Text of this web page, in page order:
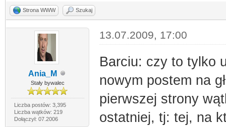
Strona WWW Szukaj
Ania_M
Stały bywalec
Liczba postów: 3,395
Liczba wątków: 219
Dołączył: 07.2006
13.07.2009, 17:00
Barciu: czy to tylko
nowym postem na
pierwszej strony
ostatniej, tj: tej, na